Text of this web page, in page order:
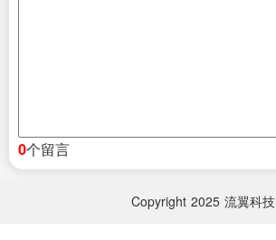
0个留言
Copyright 2025 流翼科技